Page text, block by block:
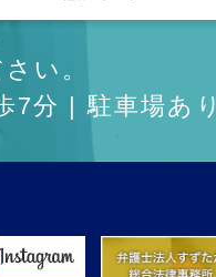
い。
7分 | 駐車場あり